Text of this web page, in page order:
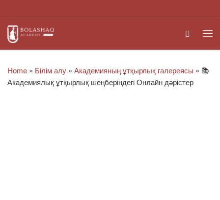
Search
Home » Білім алу » Академияның ұтқырлық галереясы » 📚
Академиялық ұтқырлық шеңберіндегі Онлайн дәрістер